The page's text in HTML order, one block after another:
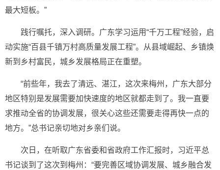
最大短板。”
践行嘱托，深入调研。广东学习运用“千万工程”经验，启
动实施“百县千镇万村高质量发展工程”。从县域崛起、乡镇焕
新到乡村富民，城乡发展格局正在重塑。
“前些年，我去了清远、湛江，这次来梅州，广东大部分
地区特别是发展需要加快速度的地区就都走到了。我一直要
求推动全省的协调发展，很关心这些还需要走得再快一点的
地方。”总书记亲切地对乡亲们说。
次日，在听取广东省委和省政府工作汇报时，习近平总
书记谈到了这次到梅州：“要完善区域协调发展、城乡融合发